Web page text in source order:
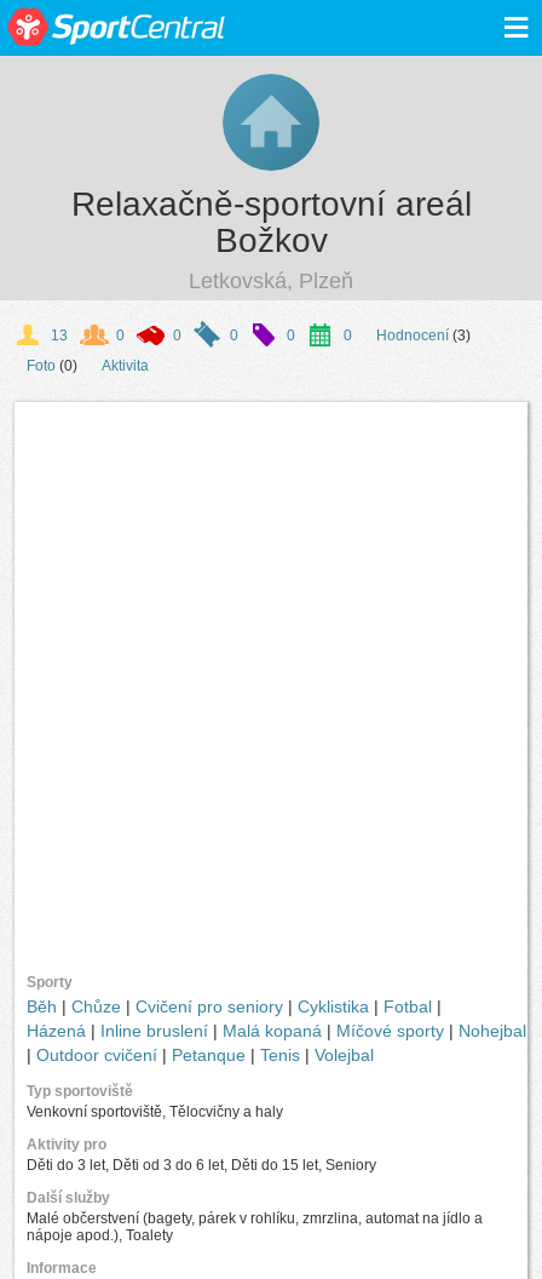
≡
Relaxačně-sportovní areál
Božkov
Letkovská, Plzeň
13 0 0 0 0 0 Hodnocení (3)
Foto (0) Aktivita
Sporty
Běh | Chůze | Cvičení pro seniory | Cyklistika | Fotbal |
Házená | Inline bruslení | Malá kopaná | Míčové sporty | Nohejbal
| Outdoor cvičení | Petanque | Tenis | Volejbal
Typ sportoviště
Venkovní sportoviště, Tělocvičny a haly
Aktivity pro
Děti do 3 let, Děti od 3 do 6 let, Děti do 15 let, Seniory
Další služby
Malé občerstvení (bagety, párek v rohlíku, zmrzlina, automat na jídlo a
nápoje apod.), Toalety
Informace